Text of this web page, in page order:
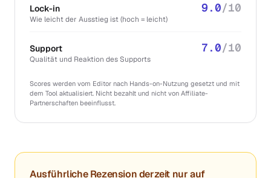
Lock-in
Wie leicht der Ausstieg ist (hoch = leicht)
9.0/10
Support
Qualität und Reaktion des Supports
7.0/10
Scores werden vom Editor nach Hands-on-Nutzung gesetzt und mit
dem Tool aktualisiert. Nicht bezahlt und nicht von Affiliate-
Partnerschaften beeinflusst.
Ausführliche Rezension derzeit nur auf